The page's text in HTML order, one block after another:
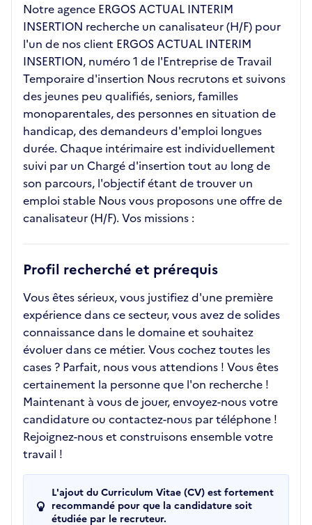
Notre agence ERGOS ACTUAL INTERIM
INSERTION recherche un canalisateur (H/F) pour
l'un de nos client ERGOS ACTUAL INTERIM
INSERTION, numéro 1 de l'Entreprise de Travail
Temporaire d'insertion Nous recrutons et suivons
des jeunes peu qualifiés, seniors, familles
monoparentales, des personnes en situation de
handicap, des demandeurs d'emploi longues
durée. Chaque intérimaire est individuellement
suivi par un Chargé d'insertion tout au long de
son parcours, l'objectif étant de trouver un
emploi stable Nous vous proposons une offre de
canalisateur (H/F). Vos missions :
Profil recherché et prérequis
Vous êtes sérieux, vous justifiez d'une première
expérience dans ce secteur, vous avez de solides
connaissance dans le domaine et souhaitez
évoluer dans ce métier. Vous cochez toutes les
cases ? Parfait, nous vous attendions ! Vous êtes
certainement la personne que l'on recherche !
Maintenant à vous de jouer, envoyez-nous votre
candidature ou contactez-nous par téléphone !
Rejoignez-nous et construisons ensemble votre
travail !
L'ajout du Curriculum Vitae (CV) est fortement
recommandé pour que la candidature soit
étudiée par le recruteur.